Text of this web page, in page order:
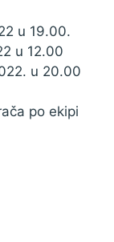
u 19.00.
u 12.00
u 20.00
po ekipi